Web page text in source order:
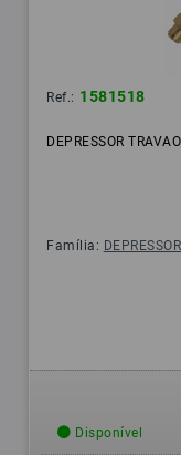
Ref.: 1581518
DEPRESSOR
Família:
Disponível